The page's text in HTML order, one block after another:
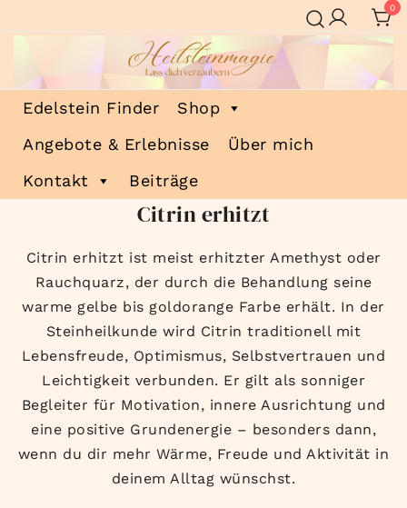
Inhalt
0
Heilsteinmagie
Lass dich verzaubern
Edelstein Finder
Shop
Angebote & Erlebnisse
Über mich
Kontakt
Beiträge
Citrin erhitzt
Citrin erhitzt ist meist erhitzter Amethyst oder
Rauchquarz, der durch die Behandlung seine
warme gelbe bis goldorange Farbe erhält. In der
Steinheilkunde wird Citrin traditionell mit
Lebensfreude, Optimismus, Selbstvertrauen und
Leichtigkeit verbunden. Er gilt als sonniger
Begleiter für Motivation, innere Ausrichtung und
eine positive Grundenergie – besonders dann,
wenn du dir mehr Wärme, Freude und Aktivität in
deinem Alltag wünschst.